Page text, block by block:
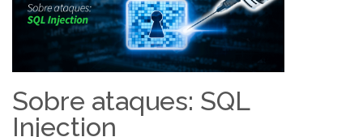
Sobre ataques: SQL
Injection